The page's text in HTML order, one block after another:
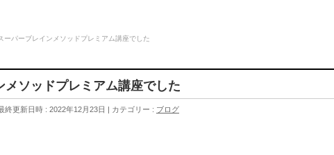
ーパーブレインメソッドプレミアム講座でした
メソッドプレミアム講座でした
終更新日時 : 2022年12月23日 カテゴリー : ブログ